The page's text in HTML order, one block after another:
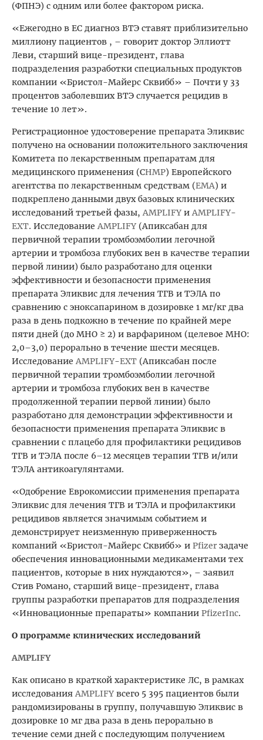
(ФПНЭ) с одним или более фактором риска.
«Ежегодно в ЕС диагноз ВТЭ ставят приблизительно
миллиону пациентов , – говорит доктор Эллиотт
Леви, старший вице-президент, глава
подразделения разработки специальных продуктов
компании «Бристол-Майерс Сквибб» – Почти у 33
процентов заболевших ВТЭ случается рецидив в
течение 10 лет».
Регистрационное удостоверение препарата Эликвис
получено на основании положительного заключения
Комитета по лекарственным препаратам для
медицинского применения (СHMP) Европейского
агентства по лекарственным средствам (EMA) и
подкреплено данными двух базовых клинических
исследований третьей фазы,AMPLIFYиAMPLIFY-
EXT. ИсследованиеAMPLIFY(Апиксабан для
первичной терапии тромбоэмболии легочной
артерии и тромбоза глубоких вен в качестве терапии
первой линии) было разработано для оценки
эффективности и безопасности применения
препарата Эликвис для лечения ТГВ и ТЭЛА по
сравнению с эноксапарином в дозировке 1 мг/кг два
раза в день подкожно в течение по крайней мере
пяти дней (до МНО ≥ 2) и варфарином (целевое МНО:
2,0–3,0) перорально в течение шести месяцев.
ИсследованиеAMPLIFY-EXT (Апиксабан после
первичной терапии тромбоэмболии легочной
артерии и тромбоза глубоких вен в качестве
продолженной терапии первой линии) было
разработано для демонстрации эффективности и
безопасности применения препарата Эликвис в
сравнении с плацебо для профилактики рецидивов
ТГВ и ТЭЛА после 6–12 месяцев терапии ТГВ и/или
ТЭЛА антикоагулянтами.
«Одобрение Еврокомиссии применения препарата
Эликвис для лечения ТГВ и ТЭЛА и профилактики
рецидивов является значимым событием и
демонстрирует неизменную приверженность
компаний «Бристол-Майерс Сквибб» и Pfizer задаче
обеспечения инновационными медикаментами тех
пациентов, которые в них нуждаются», – заявил
Стив Романо, старший вице-президент, глава
группы разработки препаратов для подразделения
«Инновационные препараты» компании PfizerInc.
О программе клинических исследований
AMPLIFY
Как описано в краткой характеристике ЛС, в рамках
исследованияAMPLIFYвсего 5 395 пациентов были
рандомизированы в группу, получавшую Эликвис в
дозировке 10 мг два раза в день перорально в
течение семи дней с последующим получением